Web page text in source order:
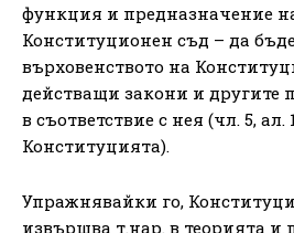
функция и предназначение
Конституционен съд – да
върховенството на
действащи закони и другите
в съответствие с нея (чл. 5, ал.
Конституцията).
Упражнявайки го,
извършва т.нар. в теорията и